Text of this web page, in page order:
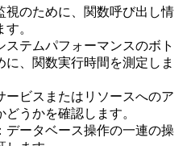
視のために、関数呼び出し情
。
ステムパフォーマンスのボト
、関数実行時間を測定しま
ービスまたはリソースへのア
うかを確認します。
：データベース操作の一連の操